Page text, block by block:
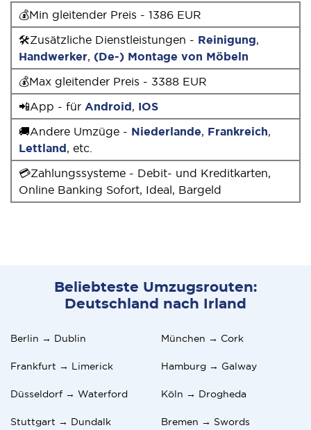
💰Min gleitender Preis - 1386 EUR
🛠Zusätzliche Dienstleistungen - Reinigung,
Handwerker, (De-) Montage von Möbeln
💰Max gleitender Preis - 3388 EUR
📲App - für Android, IOS
🚚Andere Umzüge - Niederlande, Frankreich,
Lettland, etc.
💳Zahlungssysteme - Debit- und Kreditkarten,
Online Banking Sofort, Ideal, Bargeld
Beliebteste Umzugsrouten:
Deutschland nach Irland
Berlin → Dublin München → Cork
Frankfurt → Limerick Hamburg → Galway
Düsseldorf → Waterford Köln → Drogheda
Stuttgart → Dundalk Bremen → Swords